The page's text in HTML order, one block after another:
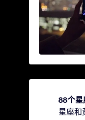
88个星
星座和